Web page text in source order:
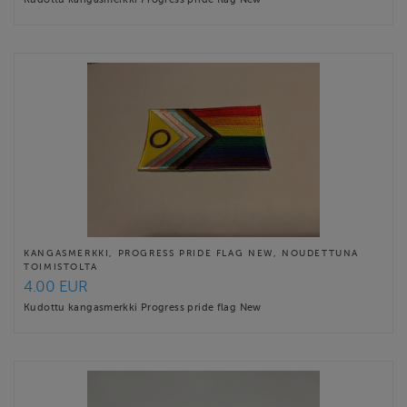
KANGASMERKKI, PROGRESS PRIDE FLAG NEW, NOUDETTUNA
TOIMISTOLTA
4.00 EUR
Kudottu kangasmerkki Progress pride flag New